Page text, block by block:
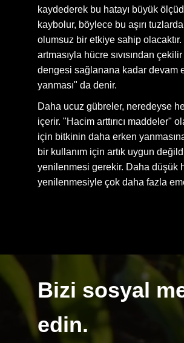
kaydederek bu hatayı büyük
kaybolur, böylece bu aşırı
olumsuz bir etkiye sahip
artmasıyla hücre sıvısından
dengesi sağlanana kadar devam
yanması" da denir.
Daha ucuz gübreler, neredeyse
içerir. "Hacim arttırıcı maddeler"
için bitkinin daha erken
bir kullanım için artık uygun
yenilenmesi gerekir. Daha düşük
yenilenmesiyle çok daha fazla
Bizi sosyal
edin.